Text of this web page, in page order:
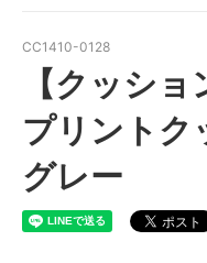
CC1410-0128
【クッシ
プリントク
グレー